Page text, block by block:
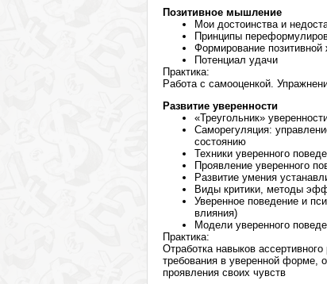
Позитивное мышление
Мои достоинства и
Принципы
Формирование позитивной
Потенциал удачи
Практика:
Работа с самооценкой.
Развитие уверенности
«Треугольник»
Саморегуляция:
состоянию
Техники уверенного
Проявление уверенного
Развитие умения
Виды критики, методы
Уверенное поведение и
влияния)
Модели уверенного
Практика:
Отработка навыков
требования в уверенной форме,
проявления своих чувств